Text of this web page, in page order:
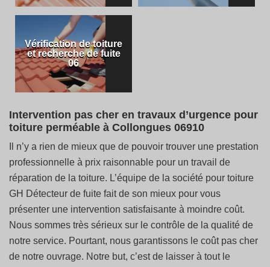
Vérification de toiture
et recherche de fuite
06
Intervention pas cher en travaux d’urgence pour
toiture perméable à Collongues 06910
Il n’y a rien de mieux que de pouvoir trouver une prestation
professionnelle à prix raisonnable pour un travail de
réparation de la toiture. L’équipe de la société pour toiture
GH Détecteur de fuite fait de son mieux pour vous
présenter une intervention satisfaisante à moindre coût.
Nous sommes très sérieux sur le contrôle de la qualité de
notre service. Pourtant, nous garantissons le coût pas cher
de notre ouvrage. Notre but, c’est de laisser à tout le